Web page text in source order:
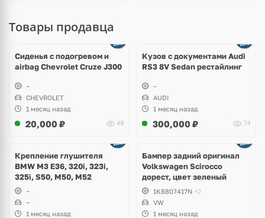
Товары продавца
Сиденья с подогревом и
airbag Chevrolet Cruze J300
~
CHEVROLET
1 месяц назад
20,000 ₽ 48
Кузов с документами Audi
RS3 8V Sedan рестайлинг
~
AUDI
1 месяц назад
300,000 ₽ 74
Крепление глушителя
BMW M3 E36, 320i, 323i,
325i, S50, M50, M52
~
~
1 месяц назад
Бампер задний оригинал
Volkswagen Scirocco
дорест, цвет зеленый
1K8807417N +2
VW
1 месяц назад